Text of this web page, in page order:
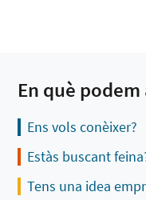
En què
Ens vols conèixer?
Estàs buscant
Tens una idea